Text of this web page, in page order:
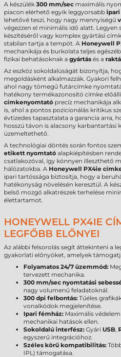
A készülék 300 mm/sec maximális
piacon elérhető egyik leggyorsabb ipari
lehetővé teszi, hogy nagy mennyiségű
végezzen el minimális idő alatt.
készítéséről vagy komplex gyártási
stabilan tartja a tempót. A Honeywell
mechanikája és burkolata teljes
fizikai behatásoknak a gyártás és a
Az eszköz sokoldalúságát bizonyítja,
megoldásként alkalmazzák. Gyakori
ahol nagy tömegű futárcímke
hatékony termékazonosító címke
címkenyomtató precíz mechanikája
is, ahol a pontos pozicionálás kritikus
évtizedes tapasztalata a garancia arra,
hosszú távon is alacsony karbantartási
üzemeltethető.
A technológiai döntés során fontos
etikett nyomtató alapkiépítésben
csatlakozóval, így könnyen illeszthető
hálózatokba. A Honeywell PX4ie
ipari tartóssága biztosítja, hogy a
hatékonyság növelésén keresztül. A
belső mozgó alkatrészek terhelése
élettartamot.
HONEYWELL PX4IE
LEGFŐBB ELŐNYEI
Az alábbi felsorolás segít áttekinteni a
gyakorlati előnyöket, amelyek
Folyamatos 24/7 üzemmód:
tervezett mechanika.
300 mm/sec nyomtatási
nagy volumenű feladatoknál.
300 dpi felbontás: Tűéles
vonalkódok megjelenítése.
Ipari fémház: Maximális
mechanikai hatások ellen.
Sokoldalú interfész: Gyári USB,
egyszerű integrációhoz.
Széles körű kompatibilitás:
IPL) támogatása.